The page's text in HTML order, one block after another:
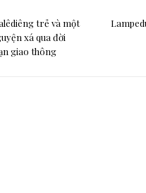
trẻ và một
xá qua đời
giao thông